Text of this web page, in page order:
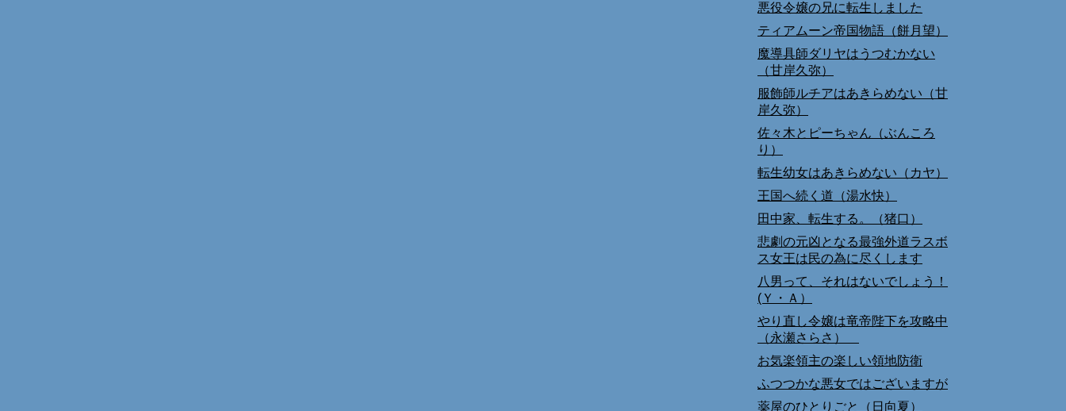
悪役令嬢の兄に転生しました
ティアムーン帝国物語（餅月望）
魔導具師ダリヤはうつむかない
（甘岸久弥）
服飾師ルチアはあきらめない（甘
岸久弥）
佐々木とピーちゃん（ぶんころ
り）
転生幼女はあきらめない（カヤ）
王国へ続く道（湯水快）
田中家、転生する。（猪口）
悲劇の元凶となる最強外道ラスボ
ス女王は民の為に尽くします
八男って、それはないでしょう！
(Ｙ・Ａ）
やり直し令嬢は竜帝陛下を攻略中
（永瀬さらさ）
お気楽領主の楽しい領地防衛
ふつつかな悪女ではございますが
薬屋のひとりごと（日向夏）